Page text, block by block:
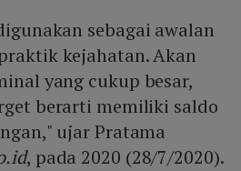
sebagai awalan
kejahatan. Akan
yang cukup besar,
berarti memiliki saldo
ujar Pratama
, pada 2020 (28/7/2020).